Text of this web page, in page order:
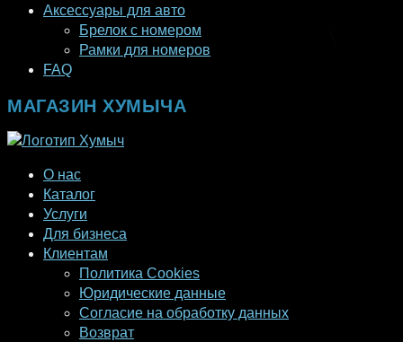
Аксессуары для авто
Брелок с номером
Рамки для номеров
FAQ
МАГАЗИН ХУМЫЧА
О нас
Каталог
Услуги
Для бизнеса
Клиентам
Политика Cookies
Юридические данные
Согласие на обработку данных
Возврат